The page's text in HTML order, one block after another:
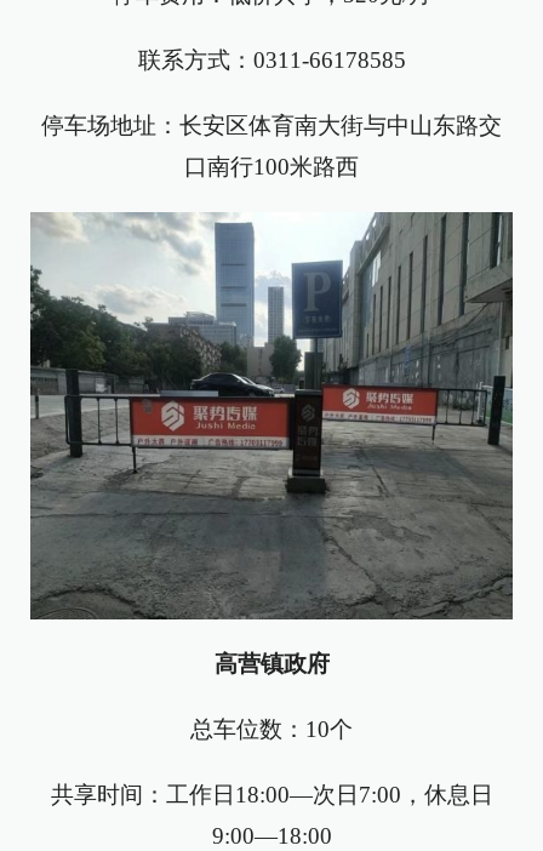
联系方式：0311-66178585
停车场地址：长安区体育南大街与中山东路交
口南行100米路西
高营镇政府
总车位数：10个
共享时间：工作日18:00—次日7:00，休息日
9:00—18:00